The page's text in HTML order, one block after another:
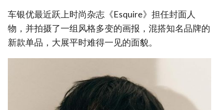
车银优最近跃上时尚杂志《Esquire》担任封面人
物，并拍摄了一组风格多变的画报，混搭知名品牌的
新款单品，大展平时难得一见的面貌。